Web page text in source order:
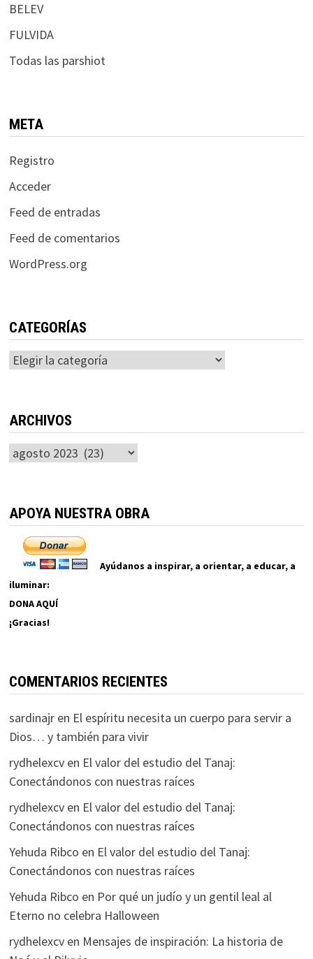
BELEV
FULVIDA
Todas las parshiot
META
Registro
Acceder
Feed de entradas
Feed de comentarios
WordPress.org
CATEGORÍAS
Categorías
ARCHIVOS
Archivos
APOYA NUESTRA OBRA
Ayúdanos a inspirar, a orientar, a educar, a
iluminar:
DONA AQUÍ
¡Gracias!
COMENTARIOS RECIENTES
sardinajren El espíritu necesita un cuerpo para servir a
Dios… y también para vivir
rydhelexcven El valor del estudio del Tanaj:
Conectándonos con nuestras raíces
rydhelexcven El valor del estudio del Tanaj:
Conectándonos con nuestras raíces
Yehuda Ribco en El valor del estudio del Tanaj:
Conectándonos con nuestras raíces
Yehuda Ribco en Por qué un judío y un gentil leal al
Eterno no celebra Halloween
rydhelexcven Mensajes de inspiración: La historia de